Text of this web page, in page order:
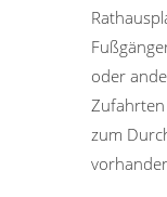
oder
zum